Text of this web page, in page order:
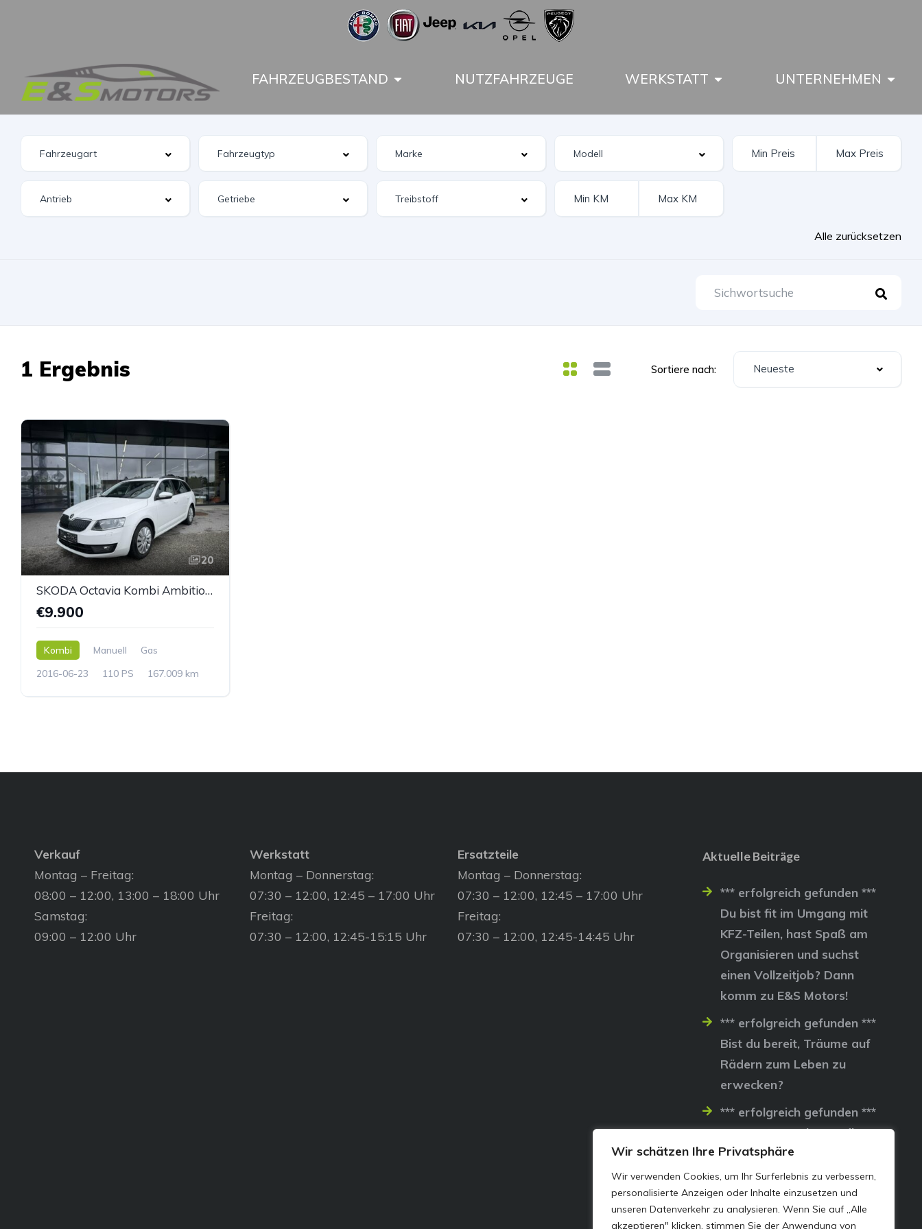
Wir schätzen Ihre Privatsphäre
Wir verwenden Cookies, um Ihr Surferlebnis zu verbessern,
personalisierte Anzeigen oder Inhalte einzusetzen und
unseren Datenverkehr zu analysieren. Wenn Sie auf „Alle
akzeptieren" klicken, stimmen Sie der Anwendung von
FAHRZEUGBESTAND NUTZFAHRZEUGE WERKSTATT UNTERNEHMEN
Alle zurücksetzen
1 Ergebnis Sortiere nach: Neueste
20
SKODA Octavia Kombi Ambition Erdgas G-Tec (CNG)
€9.900
Kombi Manuell
Gas
2016-06-23
110 PS 167.009 km
Verkauf
Montag – Freitag:
08:00 – 12:00, 13:00 – 18:00 Uhr
Samstag:
09:00 – 12:00 Uhr
Werkstatt
Montag – Donnerstag:
07:30 – 12:00, 12:45 – 17:00 Uhr
Freitag:
07:30 – 12:00, 12:45-15:15 Uhr
Ersatzteile
Montag – Donnerstag:
07:30 – 12:00, 12:45 – 17:00 Uhr
Freitag:
07:30 – 12:00, 12:45-14:45 Uhr
Aktuelle Beiträge
*** erfolgreich gefunden ***
Du bist fit im Umgang mit
KFZ-Teilen, hast Spaß am
Organisieren und suchst
einen Vollzeitjob? Dann
komm zu E&S Motors!
*** erfolgreich gefunden ***
Bist du bereit, Träume auf
Rädern zum Leben zu
erwecken?
*** erfolgreich gefunden ***
Lass uns gemeinsam die
Straßen erobern…